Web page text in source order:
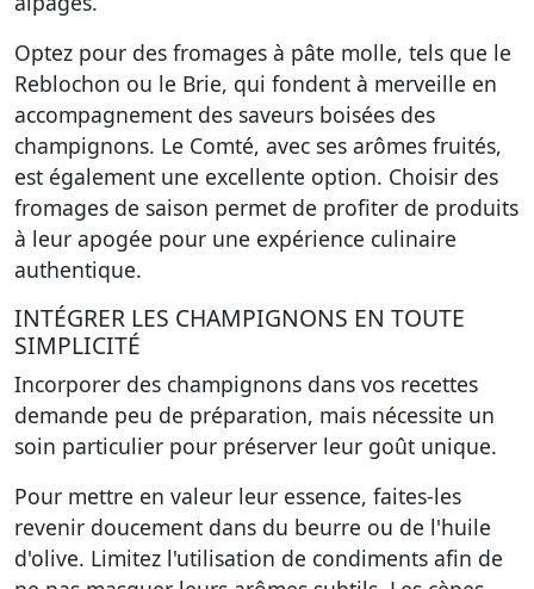
Optez pour des fromages à pâte molle, tels que le
Reblochon ou le Brie, qui fondent à merveille en
accompagnement des saveurs boisées des
champignons. Le Comté, avec ses arômes fruités,
est également une excellente option. Choisir des
fromages de saison permet de profiter de produits
à leur apogée pour une expérience culinaire
authentique.
INTÉGRER LES CHAMPIGNONS EN TOUTE
SIMPLICITÉ
Incorporer des champignons dans vos recettes
demande peu de préparation, mais nécessite un
soin particulier pour préserver leur goût unique.
Pour mettre en valeur leur essence, faites-les
revenir doucement dans du beurre ou de l'huile
d'olive. Limitez l'utilisation de condiments afin de